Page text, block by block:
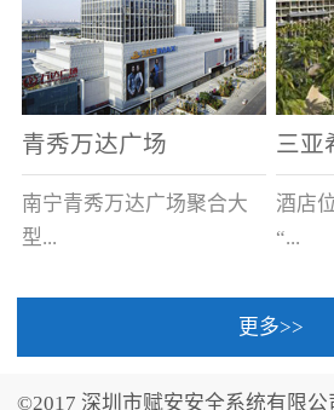
青秀万达广场
南宁青秀万达广场聚合大
型...
三亚
酒店
“...
中国
更多>>
©2017 深圳市赋安安全系统有限公